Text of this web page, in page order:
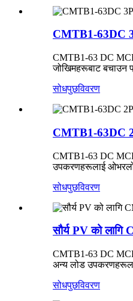
CMTB1-63DC
CMTB1-63 DC MCB
जोखिमहरूबाट बचाउन
सोधपुछविवरण
CMTB1-63DC
CMTB1-63 DC MCB
उपकरणहरूलाई
सोधपुछविवरण
सौर्य PV को
CMTB1-63 DC MCB
अन्य लोड
सोधपुछविवरण